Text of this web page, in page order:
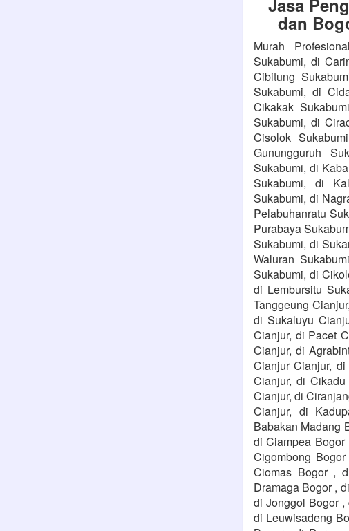
Jasa
dan
Murah
Sukabumi, di
Cibitung
Sukabumi, di
Cikakak
Sukabumi, di
Cisolok
Gunungguruh
Sukabumi, di
Sukabumi, di
Sukabumi, di
Pelabuhanratu
Purabaya
Sukabumi, di
Waluran
Sukabumi, di
di Lembursitu
Tanggeung
di Sukaluyu
Cianjur, di Pacet
Cianjur, di
Cianjur Cianjur,
Cianjur, di
Cianjur, di
Cianjur, di
Babakan Madang
di Ciampea
Cigombong
Ciomas Bogor ,
Dramaga Bogor ,
di Jonggol Bogor
di Leuwisadeng